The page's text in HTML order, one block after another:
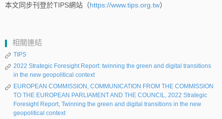
本文同步刊登於TIPS網站（https://www.tips.org.tw）
相關連結
TIPS
2022 Strategic Foresight Report: twinning the green and digital transitions
in the new geopolitical context
EUROPEAN COMMISSION, COMMUNICATION FROM THE COMMISSION
TO THE EUROPEAN PARLIAMENT AND THE COUNCIL, 2022 Strategic
Foresight Report, Twinning the green and digital transitions in the new
geopolitical context